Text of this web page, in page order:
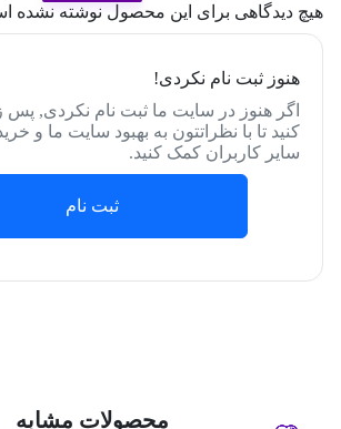
هیچ دیدگاهی برای این محصول نوشته نشده
هنوز ثبت نام نکردی!
اگر هنوز در سایت ما ثبت نام نکردی, پس
کنید تا با نظراتتون به بهبود سایت ما و
سایر کاربران کمک کنید.
ثبت نام
محصولات مشابه